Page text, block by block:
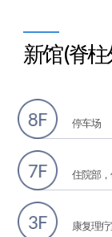
新馆 (脊
停车场
住院部
康复理